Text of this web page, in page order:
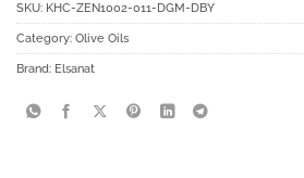
SKU: KHC-ZEN1002-011-DGM-DBY
Category: Olive Oils
Brand: Elsanat